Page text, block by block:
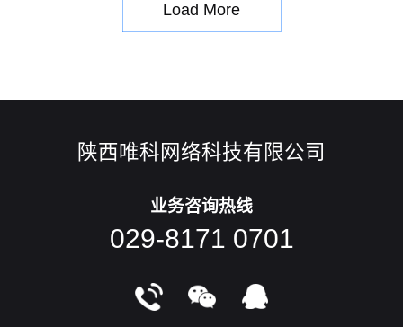
Load More
陕西唯科网络科技有限公司
业务咨询热线
029-8171 0701